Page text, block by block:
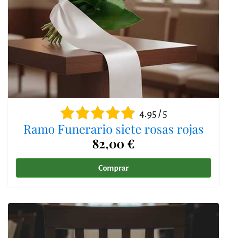
4.95 / 5
Ramo Funerario siete rosas rojas
82,00 €
Comprar